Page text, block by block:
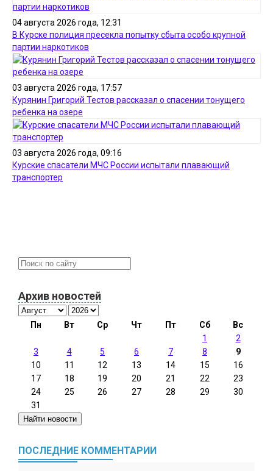
04 августа 2026 года, 12:31
В Курске полиция пресекла попытку сбыта особо крупной
партии наркотиков
03 августа 2026 года, 17:57
Курянин Григорий Тестов рассказал о спасении тонущего
ребенка на озере
03 августа 2026 года, 09:16
Курские спасатели МЧС России испытали плавающий
транспортер
Архив новостей
Пн Вт Ср Чт Пт Сб
Вс
1
2
3
4 5 6 7 8
9
10
11 12 13 14 15
16
17
18 19 20 21 22
23
24
25 26 27 28 29
30
31
ПОСЛЕДНИЕ КОММЕНТАРИИ